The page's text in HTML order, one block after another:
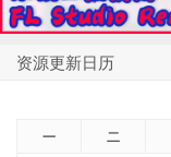
资源更新日历
一 二